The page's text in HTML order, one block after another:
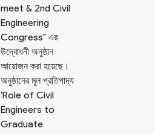
meet & 2nd Civil
Engineering
Congress" এর
উদ্বোধনী অনুষ্ঠান
আয়োজন করা হয়েছে।
অনুষ্ঠানের মূল প্রতিপাদ্য
'Role of Civil
Engineers to
Graduate